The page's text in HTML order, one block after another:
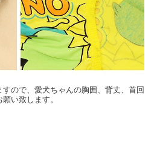
ので、愛犬ちゃんの胸囲、背丈、首回
い致します。